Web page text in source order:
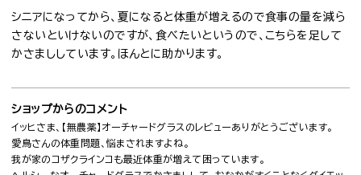
シニアになってから、夏になると体重が増えるので食事の量を減ら
さないといけないのですが、食べたいというので、こちらを足して
かさまししています。ほんとに助かります。
ショップからのコメント
イッヒさま、【無農薬】オーチャードグラスのレビューありがとうございます。
愛鳥さんの体重問題、悩まされますよね。
我が家のコザクラインコも最近体重が増えて困っています。